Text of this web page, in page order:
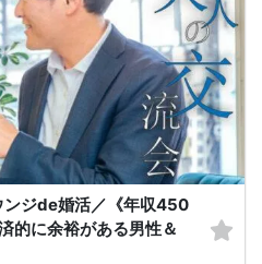
まで)
で確認いたします。
険証など）
ご参加をお断りします。その場合参加
先交換自由
想の人数を作り上げました！
もOK！
ジde婚活／《年収450
的に余裕がある男性＆